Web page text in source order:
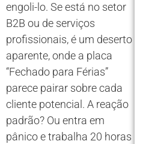
engoli-lo. Se está no setor
B2B ou de serviços
profissionais, é um deserto
aparente, onde a placa
“Fechado para Férias”
parece pairar sobre cada
cliente potencial. A reação
padrão? Ou entra em
pânico e trabalha 20 horas